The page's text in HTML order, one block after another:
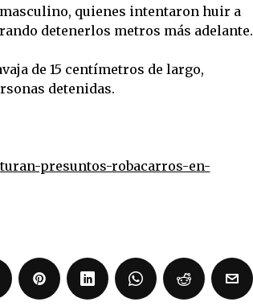
quienes intentaron huir a
detenerlos metros más adelante.
de 15 centímetros de largo,
detenidas.
presuntos-robacarros-en-